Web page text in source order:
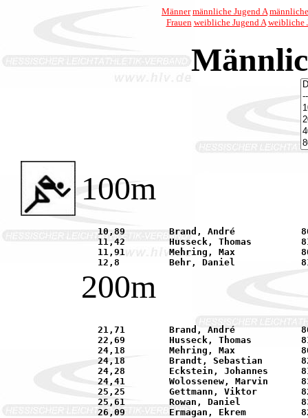
Männer männliche Jugend A
Frauen weibliche Jugend A weibliche
100m
   10,89 	Brand, André		80	LAZ Bruchköbel			19.06. Rüsselsheim
   11,42 	Husseck, Thomas		81	TGM Jügesheim			07.08. Regensburg
   11,91 	Mehring, Max		80	LG Seligenstadt			16.05. Rodenbach
200m
   21,71 	Brand, André		80	LAZ Bruchköbel			20.06. Rüsselsheim
   22,69 	Husseck, Thomas		81	TGM Jügesheim			20.06. Rüsselsheim
   24,18 	Mehring, Max		80	LG Seligenstadt			23.05. Bruchköbel
   24,18 	Brandt, Sebastian	82	TG Hanau			18.08. Wetzlar
   24,28 	Eckstein, Johannes	81	LG Neu-Isenburg/Heusenstamm	03.06. Heusenstamm
   24,41 	Wolossenew, Marvin	83	TG Hanau			21.07. Pfungstadt
   25,25 	Gettmann, Viktor	82	TG Hanau			13.08. Bad Camberg
   25,61 	Rowan, Daniel		83	TG Hanau			21.07. Pfungstadt
   26,09 	Ermagan, Ekrem		82	TSV Dudenhofen			23.05. Bruchköbel